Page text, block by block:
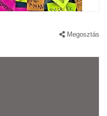
Megosztás